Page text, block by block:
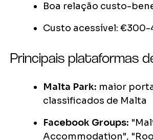
Boa relação custo-
Custo acessível:
Principais plataformas
Malta Park: maior
classificados de Malta
Facebook Groups:
Accommodation",